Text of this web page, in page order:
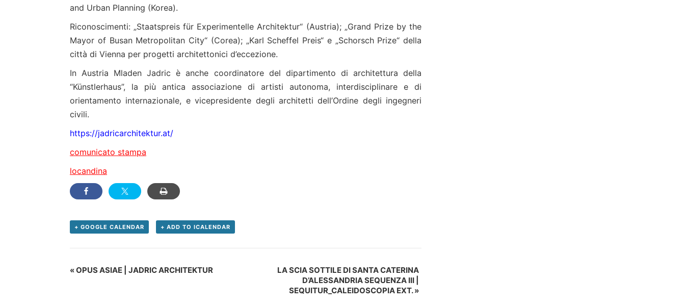
and Urban Planning (Korea).
Riconoscimenti: „Staatspreis für Experimentelle Architektur“ (Austria); „Grand Prize by the
Mayor of Busan Metropolitan City“ (Corea); „Karl Scheffel Preis“ e „Schorsch Prize“ della
città di Vienna per progetti architettonici d’eccezione.
In Austria Mladen Jadric è anche coordinatore del dipartimento di architettura della
“Künstlerhaus”, la più antica associazione di artisti autonoma, interdisciplinare e di
orientamento internazionale, e vicepresidente degli architetti dell’Ordine degli ingegneri
civili.
https://jadricarchitektur.at/
comunicato stampa
locandina
+ GOOGLE CALENDAR + ADD TO ICALENDAR
Evento
«OPUS ASIAE | JADRIC ARCHITEKTUR
LA SCIA SOTTILE DI SANTA CATERINA
D’ALESSANDRIA SEQUENZA III |
SEQUITUR_CALEIDOSCOPIA EXT.»